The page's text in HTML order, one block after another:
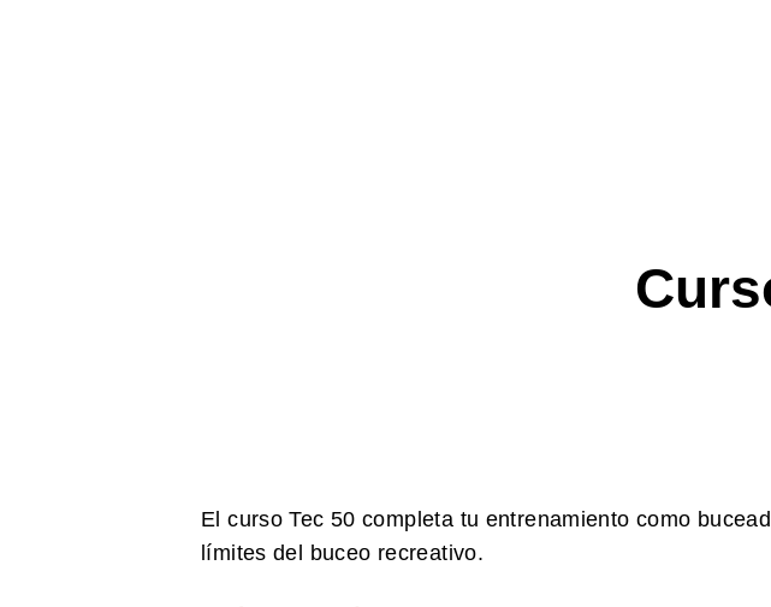
El curso Tec 50 completa tu entrenamiento como
límites del buceo recreativo.